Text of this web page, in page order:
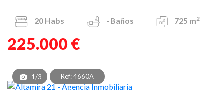
20 Habs - Baños 725 m2
225.000 €
1/3 Ref: 4660A